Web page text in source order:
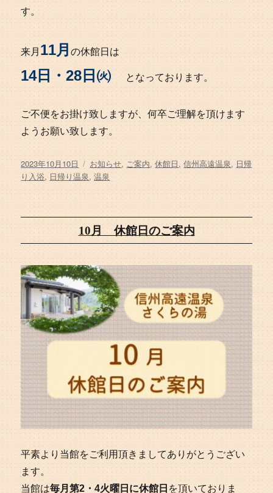
す。
来月11月の休館日は
14日・28日㈫となっております。
ご不便をお掛け致しますが、何卒ご理解を頂けます
ようお願い致します。
投
稿
日:
2023年10月10日
タ
グ
お知らせ, ご案内,休館日,信州高遠温泉, 日帰
り入浴, 日帰り温泉,温泉
10月 休館日のご案内
平素より当館をご利用頂きましてありがとうござい
ます。
当館は毎月第2・4火曜日に休館日 を頂いておりま